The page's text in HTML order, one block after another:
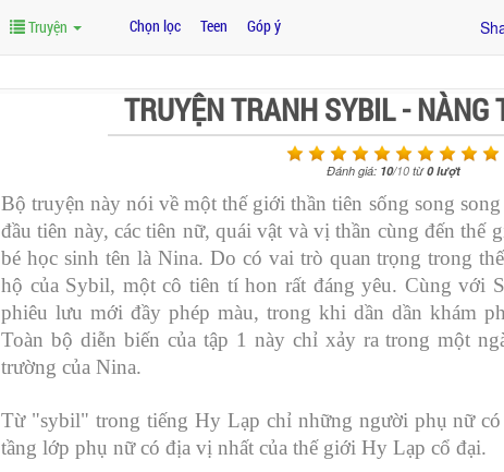
Truyện Chọn lọc Teen Góp ý
TRUYỆN TRANH SYBIL - NÀNG
Đánh giá: 10/10từ0lượt
Bộ truyện này nói về một thế giới thần tiên sống song
đầu tiên này, các tiên nữ, quái vật và vị thần cùng đến thế
bé học sinh tên là Nina. Do có vai trò quan trọng trong
hộ của Sybil, một cô tiên tí hon rất đáng yêu. Cùng với
phiêu lưu mới đầy phép màu, trong khi dần dần khám
Toàn bộ diễn biến của tập 1 này chỉ xảy ra trong một
trường của Nina.
Từ "sybil" trong tiếng Hy Lạp chỉ những người phụ nữ
tầng lớp phụ nữ có địa vị nhất của thế giới Hy Lạp cổ đại.